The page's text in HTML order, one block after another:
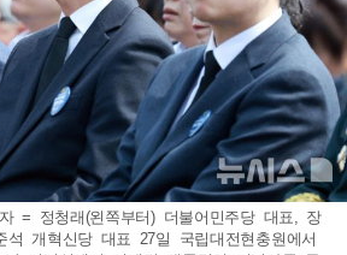
= 정청래(왼쪽부터) 더불어민주당 대표, 장
개혁신당 대표 27일 국립대전현충원에서